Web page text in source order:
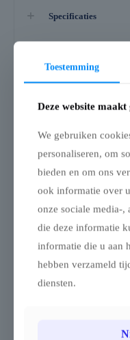
Specificaties
Beoordelingen0
Gerelateerde
Flexxum Regengoot
– 8m
Regengoot – 8 m – PVC
Deze regengoot van 8
meter is ontworpen om
zijde van 8 m naadloos aan
elkaar te verbinden. Ze
Toestemming
Deze website
We gebruiken
personaliseren, om
bieden en om ons
ook informatie over
onze sociale media-,
die deze informatie
informatie die u aan
hebben verzameld
diensten.